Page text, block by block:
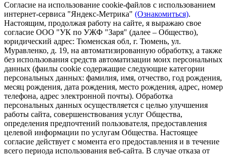
Согласие на использование cookie-файлов с использованием
интернет-сервиса "Яндекс-Метрика" (Ознакомиться).
Настоящим, продолжая работу на сайте, я выражаю свое
согласие ООО "УК по УЖФ "Заря" (далее – Общество),
юридический адрес: Тюменская обл, г. Тюмень, ул.
Муравленко, д. 19, на автоматизированную обработку, а также
без использования средств автоматизации моих персональных
данных (фаилы cookie содержащие следующие категории
персональных данных: фамилия, имя, отчество, год рождения,
месяц рождения, дата рождения, место рождения, адрес, номер
телефона, адрес электронной почты). Обработка
персональных данных осуществляется с целью улучшения
работы сайта, совершенствования услуг Общества,
определения предпочтений пользователя, предоставления
целевой информации по услугам Общества. Настоящее
согласие действует с момента его предоставления и в течение
всего периода использования веб-сайта. В случае отказа от